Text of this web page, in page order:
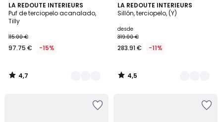
LA REDOUTE INTERIEURS
Puf de terciopelo acanalado,
Tilly
115.00 €
97.75 € -15%
4,7
/ 5
3
Colores
4,7
/
LA REDOUTE INTERIEURS
Sillón, terciopelo, (Y)
desde
319.00 €
283.91 € -11%
4,5
/ 5
7
Colores
4,5
/